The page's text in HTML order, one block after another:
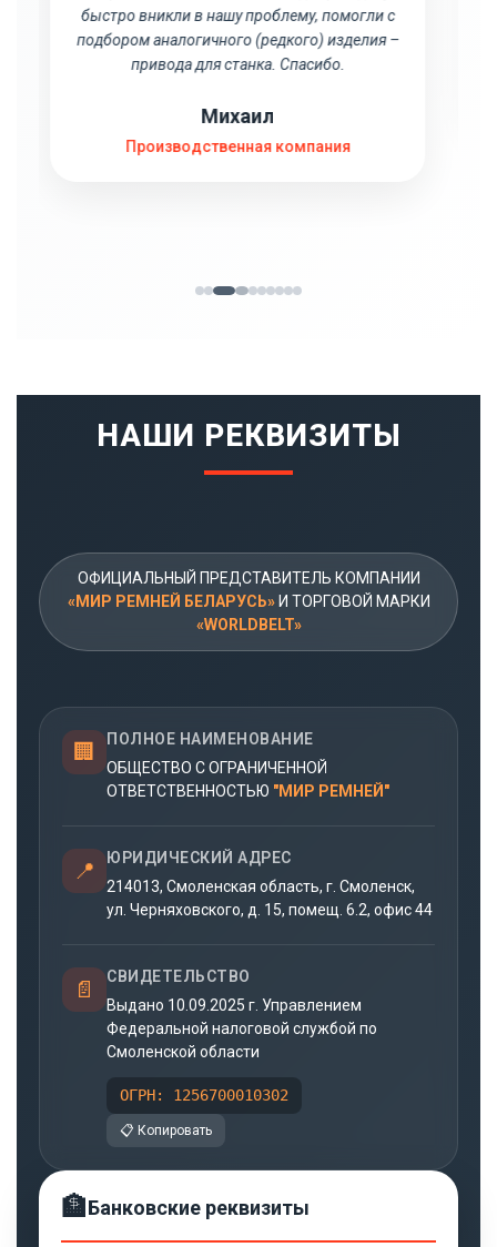
дальше!
Александр Белоусов
НАШИ РЕКВИЗИТЫ
ОФИЦИАЛЬНЫЙ ПРЕДСТАВИТЕЛЬ КОМПАНИИ
«МИР РЕМНЕЙ БЕЛАРУСЬ»И ТОРГОВОЙ МАРКИ
«WORLDBELT»
🏢
ПОЛНОЕ НАИМЕНОВАНИЕ
ОБЩЕСТВО С ОГРАНИЧЕННОЙ
ОТВЕТСТВЕННОСТЬЮ "МИР РЕМНЕЙ"
📍
ЮРИДИЧЕСКИЙ АДРЕС
214013, Смоленская область, г. Смоленск,
ул. Черняховского, д. 15, помещ. 6.2, офис 44
📄
СВИДЕТЕЛЬСТВО
Выдано 10.09.2025 г. Управлением
Федеральной налоговой службой по
Смоленской области
ОГРН: 1256700010302
📋 Копировать
🏦Банковские реквизиты